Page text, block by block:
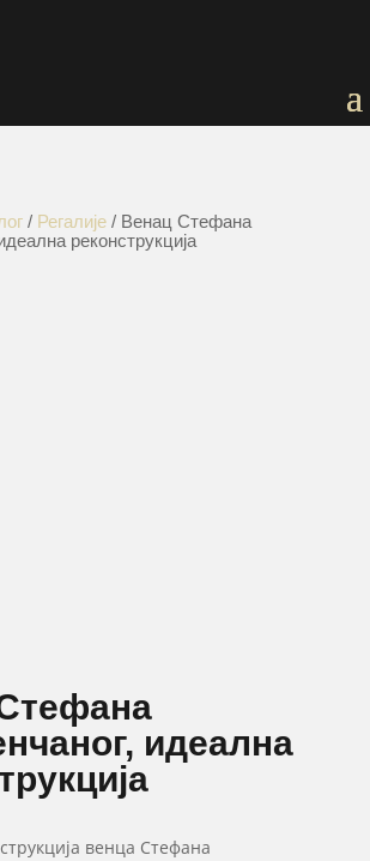
/ Регалије/ Венац Стефана
реконструкција
идеална
венца Стефана